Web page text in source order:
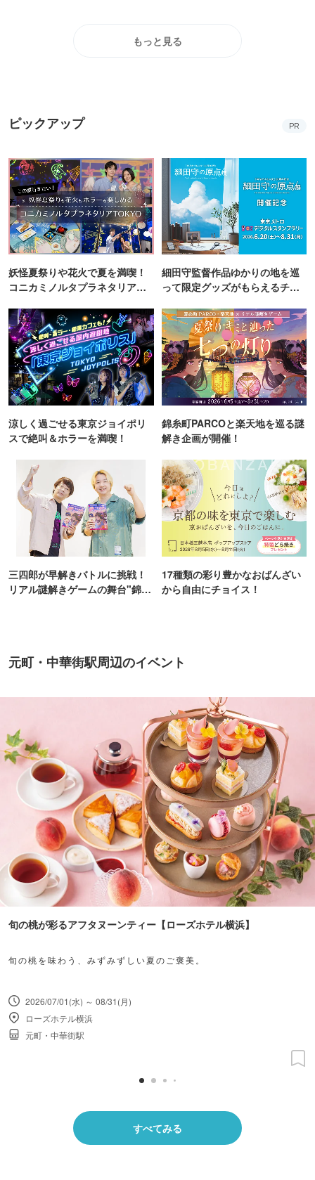
もっと見る
ピックアップ PR
妖怪夏祭りや花火で夏を満喫！
コニカミノルタプラネタリア
細田守監督作品ゆかりの地を巡
って限定グッズがもらえるチャ
涼しく過ごせる東京ジョイポリ
スで絶叫＆ホラーを満喫！
錦糸町PARCOと楽天地を巡る謎
解き企画が開催！
三四郎が早解きバトルに挑戦！
リアル謎解きゲームの舞台"錦糸
17種類の彩り豊かなおばんざい
から自由にチョイス！
元町・中華街駅周辺のイベント
旬の桃が彩るアフタヌーンティー【ローズホテル横浜】
旬の桃を味わう、みずみずしい夏のご褒美。
2026/07/01(水) ～ 08/31(月)
ローズホテル横浜
元町・中華街駅
すべてみる